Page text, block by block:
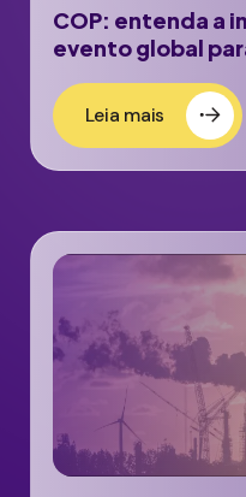
COP: entenda a
evento global
Leia mais